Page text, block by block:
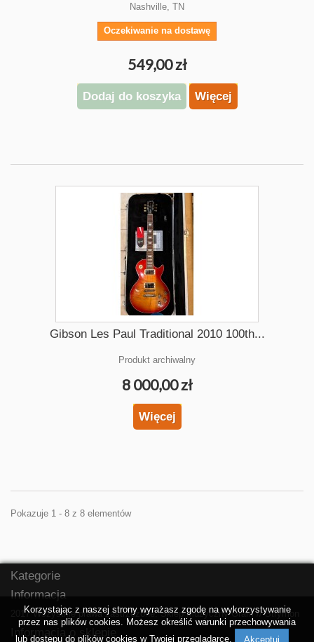
Nashville, TN
Oczekiwanie na dostawę
549,00 zł
Dodaj do koszyka Więcej
Gibson Les Paul Traditional 2010 100th...
Produkt archiwalny
8 000,00 zł
Więcej
Pokazuje 1 - 8 z 8 elementów
Kategorie
Informacja
2017 Wszystkie prawa zastrzeżone.Sklep Muzyczny Gram//Strymon
Informacja o sklepie
Korzystając z naszej strony wyrażasz zgodę na wykorzystywanie
przez nas plików cookies. Możesz określić warunki przechowywania
lub dostępu do plików cookies w Twojej przeglądarce.
Akceptuj